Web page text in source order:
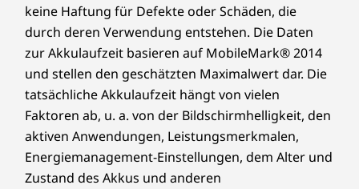
keine Haftung für Defekte oder Schäden, die
durch deren Verwendung entstehen. Die Daten
zur Akkulaufzeit basieren auf MobileMark® 2014
und stellen den geschätzten Maximalwert dar. Die
tatsächliche Akkulaufzeit hängt von vielen
Faktoren ab, u. a. von der Bildschirmhelligkeit, den
aktiven Anwendungen, Leistungsmerkmalen,
Energiemanagement-Einstellungen, dem Alter und
Zustand des Akkus und anderen